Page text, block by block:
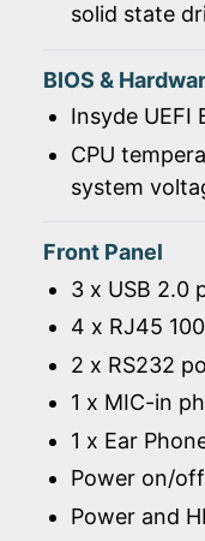
solid state
BIOS &
Insyde UEFI
CPU
system
Front Panel
3 x USB 2.0
4 x RJ45
2 x RS232
1 x MIC-in
1 x Ear
Power on/
Power and